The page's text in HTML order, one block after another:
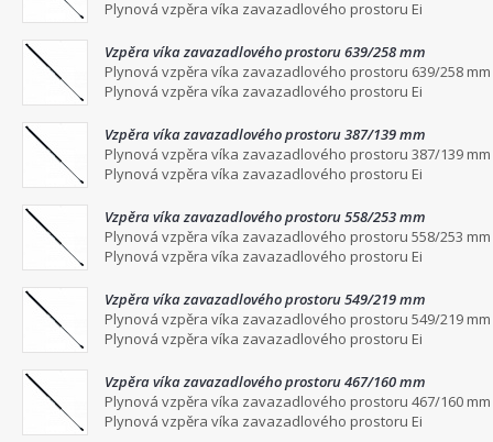
Plynová vzpěra víka zavazadlového prostoru Ei
Vzpěra víka zavazadlového prostoru 639/258 mm
Plynová vzpěra víka zavazadlového prostoru 639/258 mm
Plynová vzpěra víka zavazadlového prostoru Ei
Vzpěra víka zavazadlového prostoru 387/139 mm
Plynová vzpěra víka zavazadlového prostoru 387/139 mm
Plynová vzpěra víka zavazadlového prostoru Ei
Vzpěra víka zavazadlového prostoru 558/253 mm
Plynová vzpěra víka zavazadlového prostoru 558/253 mm
Plynová vzpěra víka zavazadlového prostoru Ei
Vzpěra víka zavazadlového prostoru 549/219 mm
Plynová vzpěra víka zavazadlového prostoru 549/219 mm
Plynová vzpěra víka zavazadlového prostoru Ei
Vzpěra víka zavazadlového prostoru 467/160 mm
Plynová vzpěra víka zavazadlového prostoru 467/160 mm
Plynová vzpěra víka zavazadlového prostoru Ei